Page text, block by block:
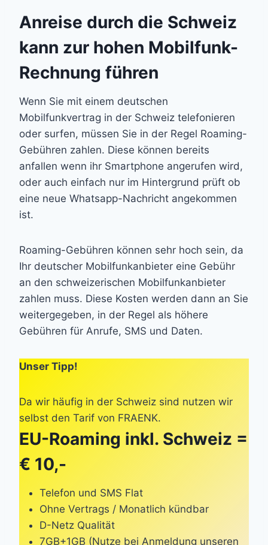
Anreise durch die Schweiz
kann zur hohen Mobilfunk-
Rechnung führen
Wenn Sie mit einem deutschen
Mobilfunkvertrag in der Schweiz telefonieren
oder surfen, müssen Sie in der Regel Roaming-
Gebühren zahlen. Diese können bereits
anfallen wenn ihr Smartphone angerufen wird,
oder auch einfach nur im Hintergrund prüft ob
eine neue Whatsapp-Nachricht angekommen
ist.
Roaming-Gebühren können sehr hoch sein, da
Ihr deutscher Mobilfunkanbieter eine Gebühr
an den schweizerischen Mobilfunkanbieter
zahlen muss. Diese Kosten werden dann an Sie
weitergegeben, in der Regel als höhere
Gebühren für Anrufe, SMS und Daten.
Unser Tipp!
Da wir häufig in der Schweiz sind nutzen wir
selbst den Tarif von FRAENK.
EU-Roaming inkl. Schweiz =
€ 10,-
Telefon und SMS Flat
Ohne Vertrags / Monatlich kündbar
D-Netz Qualität
7GB+1GB (Nutze bei Anmeldung unseren